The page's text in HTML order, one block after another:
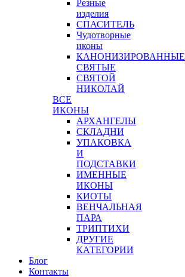
Резные
изделия
СПАСИТЕЛЬ
Чудотворные
иконы
КАНОНИЗИРОВАННЫЕ
СВЯТЫЕ
СВЯТОЙ
НИКОЛАЙ
ВСЕ
ИКОНЫ
АРХАНГЕЛЫ
СКЛАДНИ
УПАКОВКА
И
ПОДСТАВКИ
ИМЕННЫЕ
ИКОНЫ
КИОТЫ
ВЕНЧАЛЬНАЯ
ПАРА
ТРИПТИХИ
ДРУГИЕ
КАТЕГОРИИ
Блог
Контакты